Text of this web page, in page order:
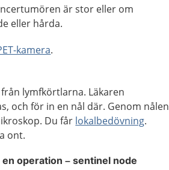
är stor eller om
eller hårda.
kamera.
lymfkörtlarna. Läkaren
och för in en nål där. Genom nålen
Du får lokalbedövning.
ont.
operation – sentinel node